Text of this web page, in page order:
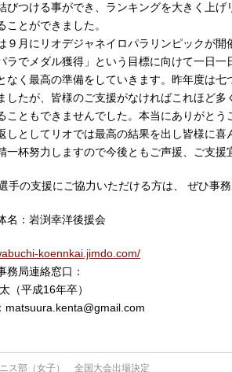
びつける事ができ、ランキングを大きく上げ
ことができました。
９月にリオデジャネイロパラリンピックが開
ラでメダル獲得」という目標に向けて一日一
なく最高の準備をしていきます。昨年度は七
したが、皆様のご支援がなければこれほど多
こともできませんでした。本当にありがとう
しとしてリオでは最高の結果を出し皆様に喜
一杯努力しますので今後ともご声援、ご支援
手の支援にご協力いただける方は、 ぜひ事
名：岩渕幸洋後援会
koennkai.jimdo.com/
務局連絡窓口：
（平成16年卒）
matsuura.kenta@gmail.com
ス部（女子） 全国大会出場決定